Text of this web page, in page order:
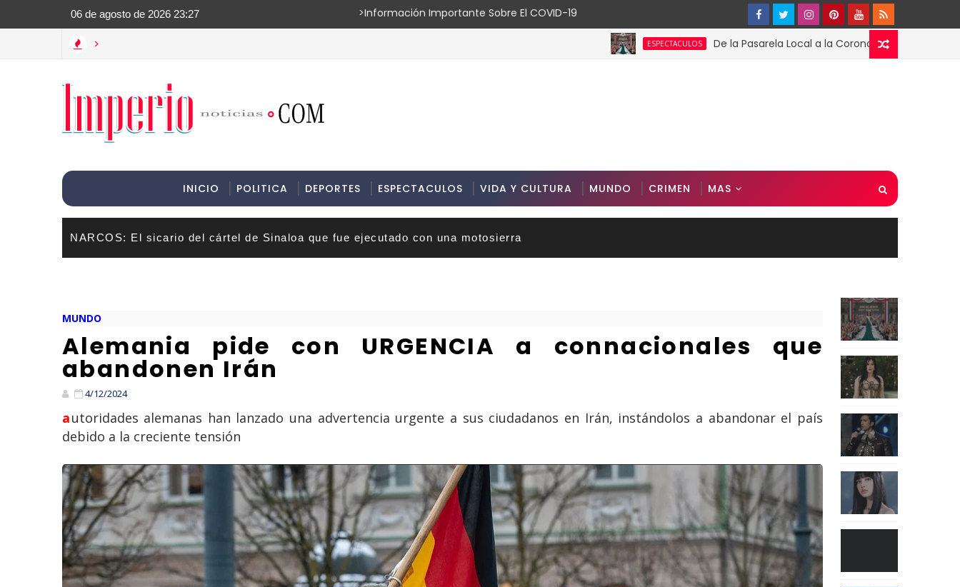
>Información Importante Sobre El COVID-19
> ESPECTACULOS
De la Pasarela Local a la Corona Global: El Triunfo de
INICIO POLITICA DEPORTES ESPECTACULOS VIDA Y CULTURA MUNDO CRIMEN MAS
NARCOS: El sicario del cártel de Sinaloa que fue ejecutado con una motosierra
MUNDO
Alemania pide con URGENCIA a connacionales que
abandonen Irán
4/12/2024
autoridades alemanas han lanzado una advertencia urgente a sus ciudadanos en Irán, instándolos a abandonar el país
debido a la creciente tensión